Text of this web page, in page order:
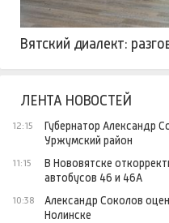
Вятский диалект:
ЛЕНТА НОВОСТЕЙ
12:15
Губернатор Александр
Уржумский район
11:15
В Нововятске
автобусов 46 и 46А
10:38
Александр Соколов
Нолинске